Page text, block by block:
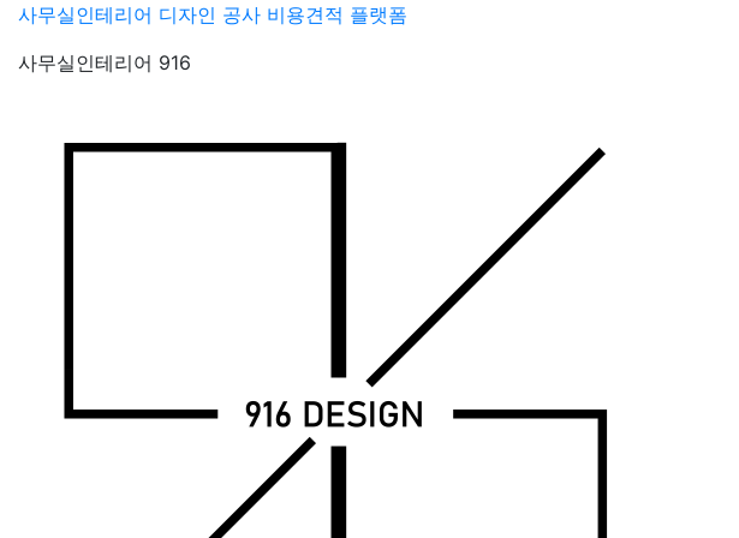
Skip
content
사무실인테리어 디자인 공사 비용견적 플랫폼
사무실인테리어 916